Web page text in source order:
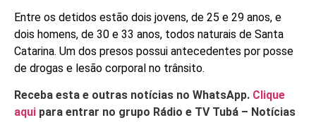
Entre os detidos estão dois jovens, de 25 e 29 anos, e
dois homens, de 30 e 33 anos, todos naturais de Santa
Catarina. Um dos presos possui antecedentes por posse
de drogas e lesão corporal no trânsito.
Receba esta e outras notícias no WhatsApp. Clique
aqui para entrar no grupo Rádio e TV Tubá – Notícias